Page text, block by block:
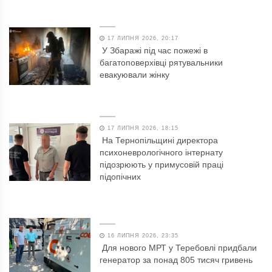
17 ЛИПНЯ 2026, 20:17
У Збаражі під час пожежі в
багатоповерхівці рятувальники
евакуювали жінку
17 ЛИПНЯ 2026, 18:15
На Тернопільщині директора
психоневрологічного інтернату
підозрюють у примусовій праці
підопічних
16 ЛИПНЯ 2026, 23:35
Для нового МРТ у Теребовлі придбали
генератор за понад 805 тисяч гривень